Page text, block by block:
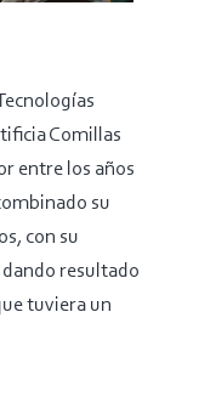
Comillas
entre los años
su
con su
resultado
tuviera un